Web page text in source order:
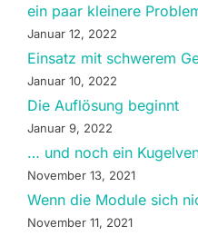
ein paar kleinere
Januar 12, 2022
Einsatz mit schwerem
Januar 10, 2022
Die Auflösung beginnt
Januar 9, 2022
… und noch ein
November 13, 2021
Wenn die Module sich
November 11, 2021